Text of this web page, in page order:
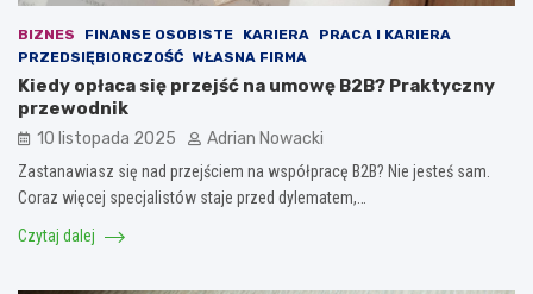
BIZNES FINANSE OSOBISTE KARIERA
PRACA I KARIERA
PRZEDSIĘBIORCZOŚĆ WŁASNA FIRMA
Kiedy opłaca się przejść na umowę B2B? Praktyczny
przewodnik
10 listopada 2025 Adrian Nowacki
Zastanawiasz się nad przejściem na współpracę B2B? Nie jesteś sam.
Coraz więcej specjalistów staje przed dylematem,…
Czytaj dalej